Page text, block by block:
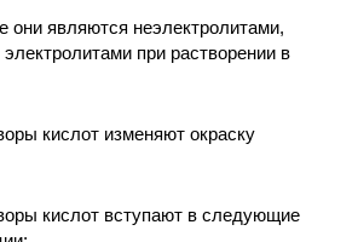
они являются неэлектролитами,
при растворении в
кислот изменяют окраску
кислот вступают в следующие